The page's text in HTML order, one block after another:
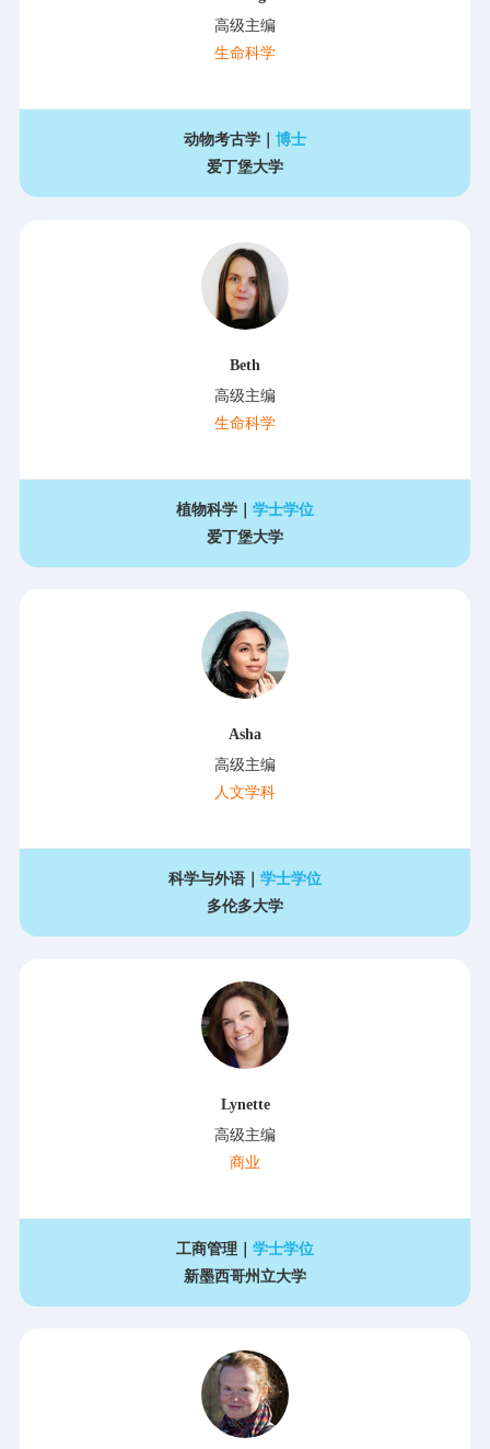
高级主编
生命科学
动物考古学｜ 博士
爱丁堡大学
Beth
高级主编
生命科学
植物科学｜ 学士学位
爱丁堡大学
Asha
高级主编
人文学科
科学与外语｜ 学士学位
多伦多大学
Lynette
高级主编
商业
工商管理｜ 学士学位
新墨西哥州立大学